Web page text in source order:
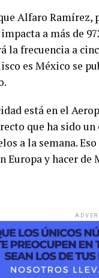
Alfaro
a más de
la frecuencia a
es México se
está en el
que ha sido
a la semana.
Europa y hacer